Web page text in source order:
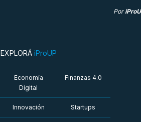
Por
EXPLORÁ iProUP
Economía
Digital
Finanzas 4.0
Innovación Startups